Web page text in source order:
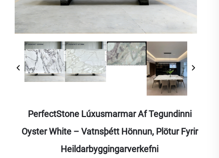
PerfectStone Lúxusmarmar Af Tegundinni
Oyster White – Vatnsþétt Hönnun, Plötur Fyrir
Heildarbyggingarverkefni